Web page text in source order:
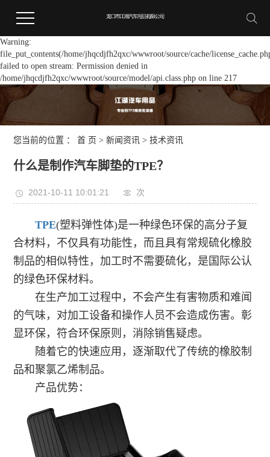
Warning:
file_put_contents(/home/jhqcdjfh2qxc/wwwroot/source/cache/
failed to open stream: Permission denied in
/home/jhqcdjfh2qxc/wwwroot/source/model/api.class.php on line 217
您当前的位置 ：首 页 >新闻资讯 >技术资讯
什么是制作汽车脚垫的TPE？
2021-10-11 10:01:21 次
TPE(塑料弹性体)是一种绿色环保的高分子复
合材料，不仅具有功能性，而且具有常规硫化橡胶
制品的相似特性，加工时不需要硫化，是国际公认
的绿色环保材料。
在生产加工过程中，不会产生有害物质和难闻
的气味，对加工设备和操作人员不会造成伤害。彰
显环保，符合环保原则，消除销售疑虑。
随着它的快速应用，逐渐取代了传统的橡胶制
品和聚氯乙烯制品。
产品优势：